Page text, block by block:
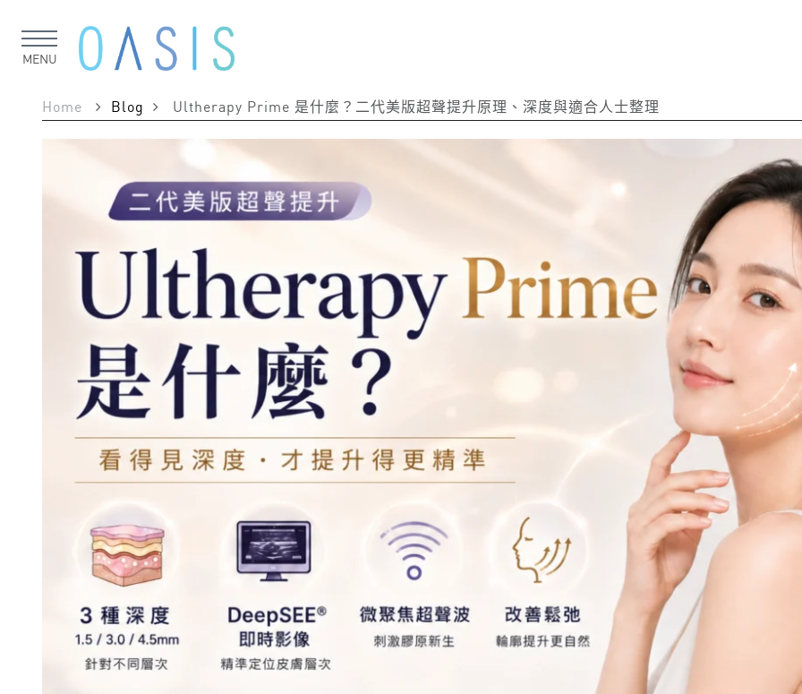
MENU
Home Blog Ultherapy Prime 是什麼？二代美版超聲提升原理、深度與適合人士整理